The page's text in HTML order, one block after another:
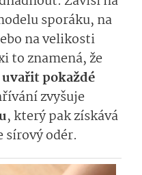
sporáku, na
na velikosti
to znamená, že
uvařit pokaždé
zvyšuje
, který pak získává
sírový odér.